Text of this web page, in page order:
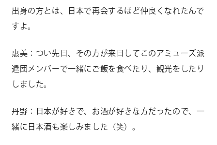
出身の方とは、日本で再会するほど仲良くなれたんで
すよ。
惠美：つい先日、その方が来日してこのアミューズ派
遣団メンバーで一緒にご飯を食べたり、観光をしたり
しました。
丹野：日本が好きで、お酒が好きな方だったので、一
緒に日本酒も楽しみました（笑）。